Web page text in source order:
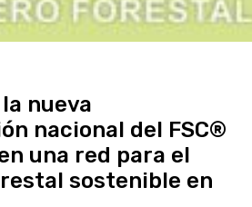
nueva
nacional del FSC®
una red para el
sostenible en